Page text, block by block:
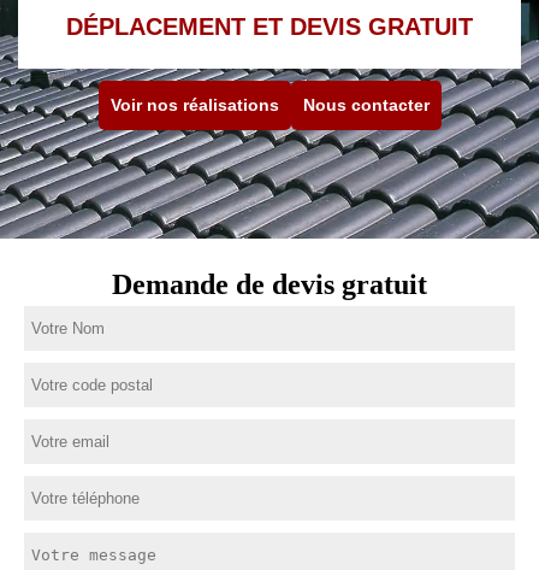
DÉPLACEMENT ET DEVIS GRATUIT
Voir nos réalisations Nous contacter
Demande de devis gratuit